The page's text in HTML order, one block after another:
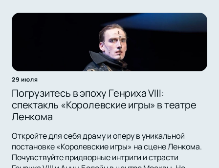
29 июля
Погрузитесь в эпоху Генриха VIII:
спектакль «Королевские игры» в театре
Ленкома
Откройте для себя драму и оперу в уникальной
постановке «Королевские игры» на сцене Ленкома.
Почувствуйте придворные интриги и страсти